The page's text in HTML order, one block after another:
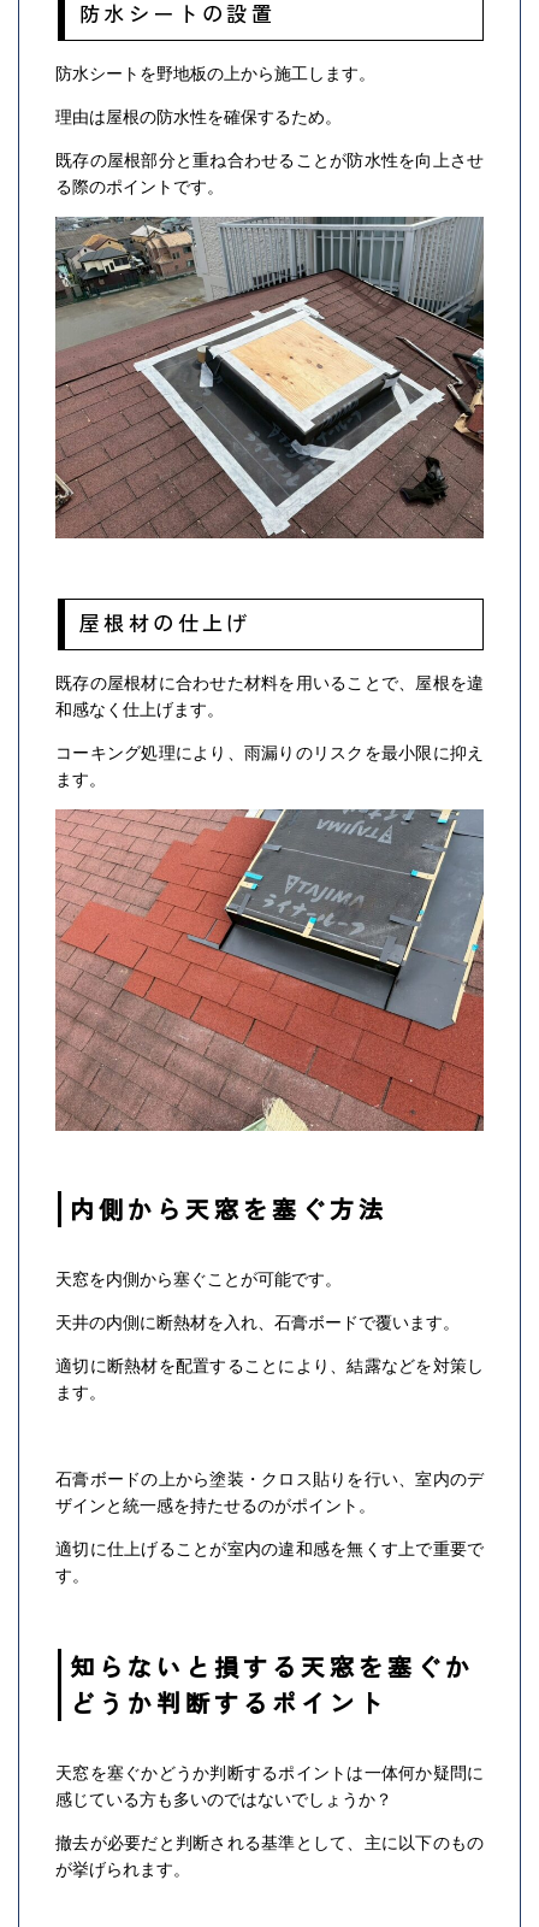
防水シートの設置
防水シートを野地板の上から施工します。
理由は屋根の防水性を確保するため。
既存の屋根部分と重ね合わせることが防水性を向上させ
る際のポイントです。
屋根材の仕上げ
既存の屋根材に合わせた材料を用いることで、屋根を違
和感なく仕上げます。
コーキング処理により、雨漏りのリスクを最小限に抑え
ます。
内側から天窓を塞ぐ方法
天窓を内側から塞ぐことが可能です。
天井の内側に断熱材を入れ、石膏ボードで覆います。
適切に断熱材を配置することにより、結露などを対策し
ます。
石膏ボードの上から塗装・クロス貼りを行い、室内のデ
ザインと統一感を持たせるのがポイント。
適切に仕上げることが室内の違和感を無くす上で重要で
す。
知らないと損する天窓を塞ぐか
どうか判断するポイント
天窓を塞ぐかどうか判断するポイントは一体何か疑問に
感じている方も多いのではないでしょうか？
撤去が必要だと判断される基準として、主に以下のもの
が挙げられます。